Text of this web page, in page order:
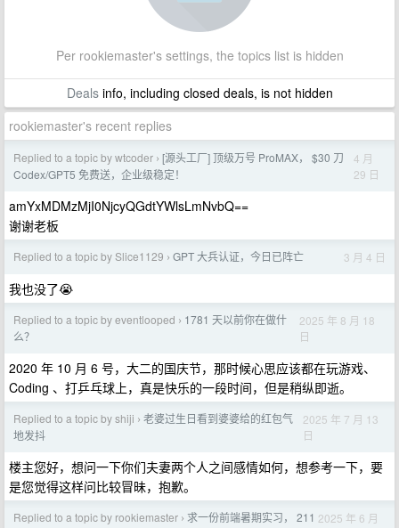
Per rookiemaster's settings, the topics list is hidden
Dealsinfo, including closed deals, is not hidden
rookiemaster's recent replies
Replied to a topic by wtcoder › [源头工厂] 顶级万号 ProMAX， $30 刀
Codex/GPT5 免费送，企业级稳定！
4 月
29 日
amYxMDMzMjI0NjcyQGdtYWlsLmNvbQ==
谢谢老板
Replied to a topic by Slice1129 › GPT 大兵认证，今日已阵亡 3 月 4 日
我也没了😭
Replied to a topic by eventlooped › 1781 天以前你在做什
么？
2025 年 8 月 18
日
2020 年 10 月 6 号，大二的国庆节，那时候心思应该都在玩游戏、
Coding 、打乒乓球上，真是快乐的一段时间，但是稍纵即逝。
Replied to a topic by shiji › 老婆过生日看到婆婆给的红包气
地发抖
2025 年 7 月 13
日
楼主您好，想问一下你们夫妻两个人之间感情如何，想参考一下，要
是您觉得这样问比较冒昧，抱歉。
Replied to a topic by rookiemaster › 求一份前端暑期实习， 211 2025 年 6 月